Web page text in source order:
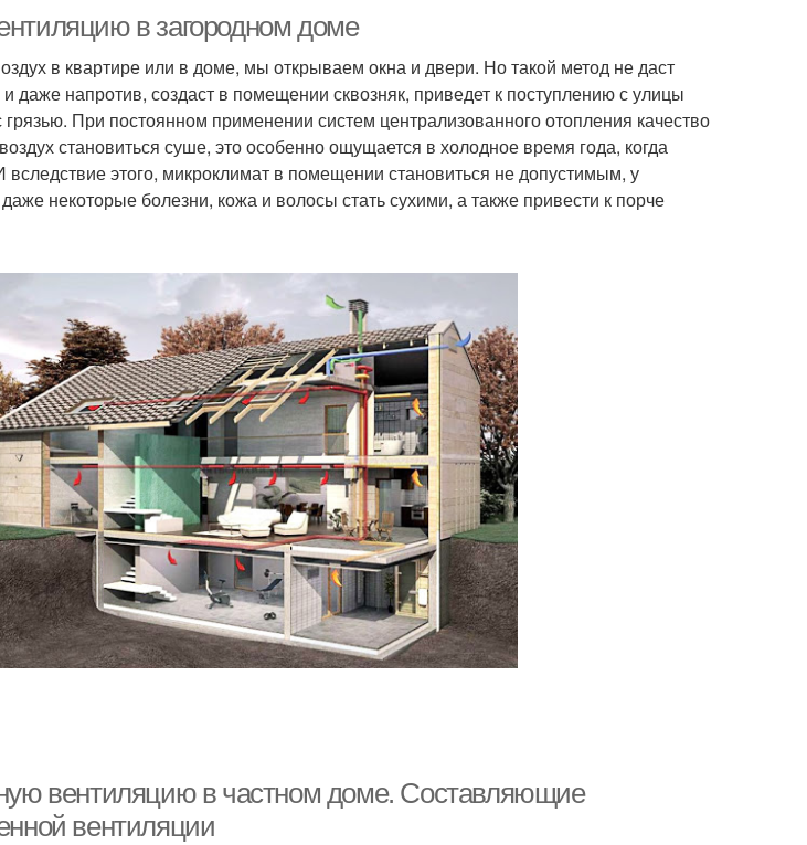
в загородном доме
в квартире или в доме, мы открываем окна и двери. Но такой метод не даст
даже напротив, создаст в помещении сквозняк, приведет к поступлению с улицы
При постоянном применении систем централизованного отопления качество
становиться суше, это особенно ощущается в холодное время года, когда
этого, микроклимат в помещении становиться не допустимым, у
даже некоторые болезни, кожа и волосы стать сухими, а также привести к порче
вентиляцию в частном доме. Составляющие
вентиляции